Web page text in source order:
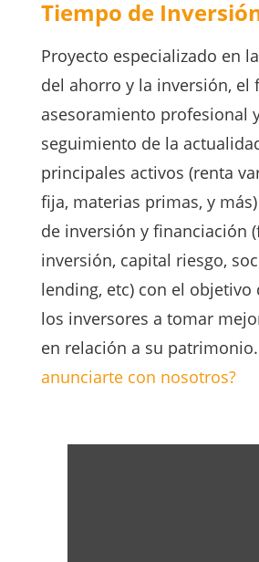
Tiempo de
Proyecto especializado en
del ahorro y la inversión, el
asesoramiento profesional
seguimiento de la
principales activos (renta
fija, materias primas, y
de inversión y financiación
inversión, capital riesgo,
lending, etc) con el objetivo
los inversores a tomar
en relación a su patrimonio.
anunciarte con nosotros?